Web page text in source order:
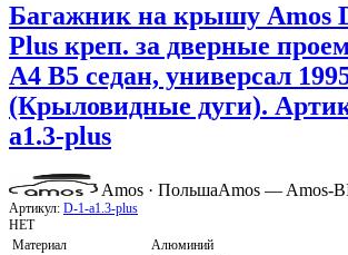
Багажник на крышу Amos
Plus креп. за дверные
A4 B5 седан, универсал
(Крыловидные дуги).
a1.3-plus
Amos · ПольшаAmos — Amos-
Артикул: D-1-a1.3-plus
НЕТ
Материал
Алюминий